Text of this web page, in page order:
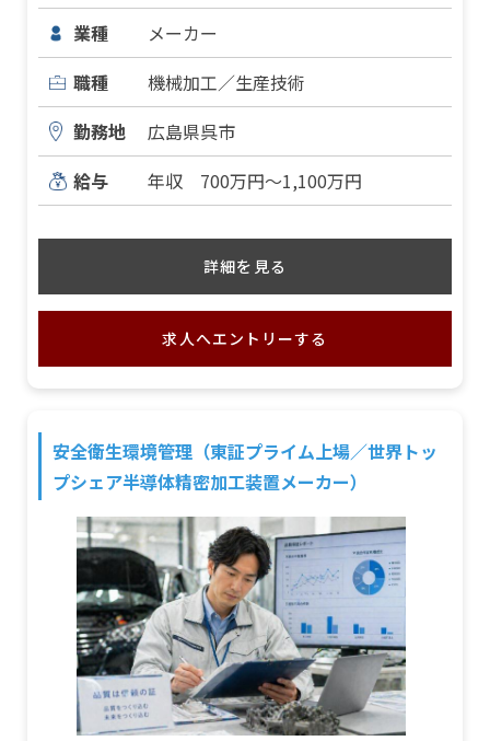
業種
メーカー
職種
機械加工／生産技術
勤務地
広島県呉市
給与
年収 700万円～1,100万円
詳細を見る
求人へエントリーする
安全衛生環境管理（東証プライム上場／世界トッ
プシェア半導体精密加工装置メーカー）